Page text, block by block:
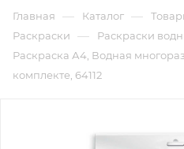
Главная — Каталог —
Раскраски — Раскраски
Раскраска А4, Водная
комплекте, 64112